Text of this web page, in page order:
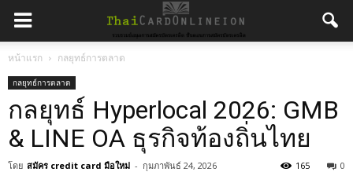
หน้าแรก กลยุทธ์การตลาด
กลยุทธ์การตลาด
กลยุทธ์ Hyperlocal 2026: GMB
& LINE OA ธุรกิจท้องถิ่นไทย
โดย สมัคร credit card มือใหม่ - กุมภาพันธ์ 24, 2026 0
165